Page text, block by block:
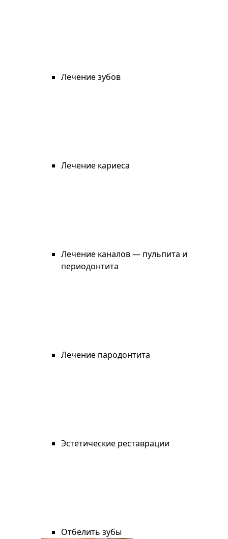
Лечение зубов
Лечение кариеса
Лечение каналов — пульпита и
периодонтита
Лечение пародонтита
Эстетические реставрации
Отбелить зубы